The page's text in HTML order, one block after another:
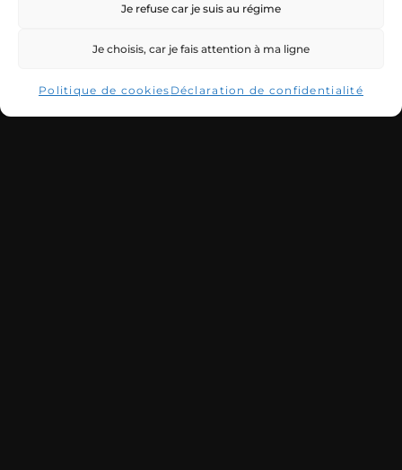
Je refuse car je suis au régime
Je choisis, car je fais attention à ma ligne
Politique de cookies Déclaration de confidentialité